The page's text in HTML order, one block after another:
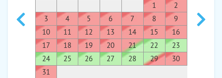
1
2
3
4 5 6 7 8
9
10
11 12 13 14 15
16
17
18 19 20 21 22
23
24
25 26 27 28 29
30
31
7